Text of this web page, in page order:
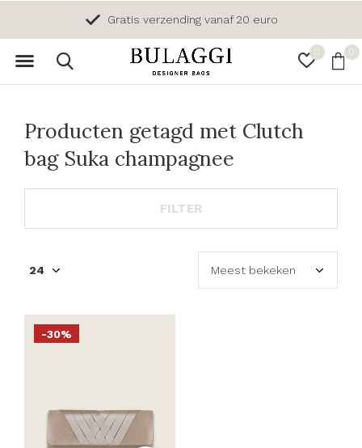
0 0
Gratis verzending vanaf 20 euro
Producten getagd met Clutch
bag Suka champagnee
FILTER
-30%